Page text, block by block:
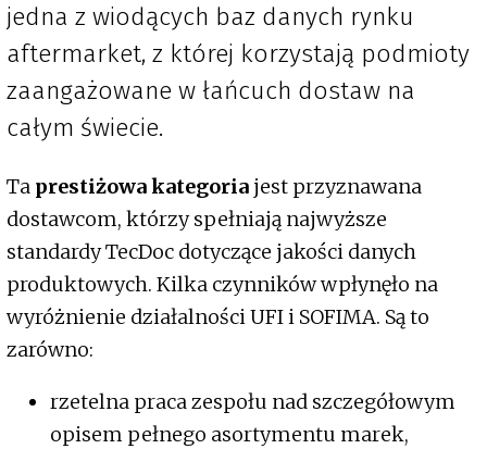
jedna z wiodących baz danych rynku
aftermarket, z której korzystają podmioty
zaangażowane w łańcuch dostaw na
całym świecie.
Ta prestiżowa kategoria jest przyznawana
dostawcom, którzy spełniają najwyższe
standardy TecDoc dotyczące jakości danych
produktowych. Kilka czynników wpłynęło na
wyróżnienie działalności UFI i SOFIMA. Są to
zarówno:
rzetelna praca zespołu nad szczegółowym
opisem pełnego asortymentu marek,